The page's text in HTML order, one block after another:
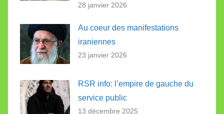
28 janvier 2026
Au coeur des manifestations
iraniennes
23 janvier 2026
RSR info: l’empire de gauche du
service public
13 décembre 2025